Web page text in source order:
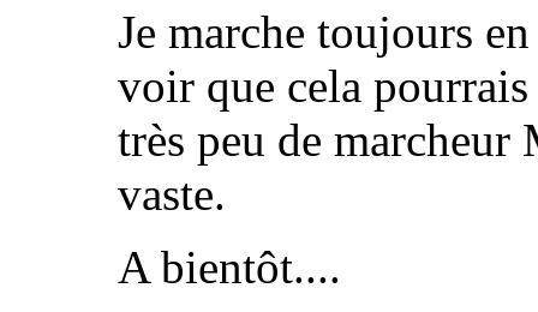
Je marche toujours
voir que cela
très peu de marcheur
vaste.
A bientôt....